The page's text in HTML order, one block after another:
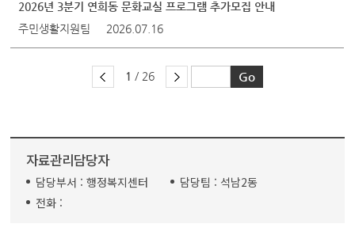
2026년 3분기 연희동 문화교실 프로그램 추가모집 안내
주민생활지원팀
2026.07.16
1 / 26
자료관리담당자
담당부서 : 행정복지센터 담당팀 : 석남2동
전화 :